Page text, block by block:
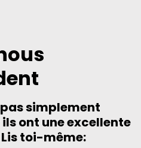
simplement
ont une excellente
toi-même: